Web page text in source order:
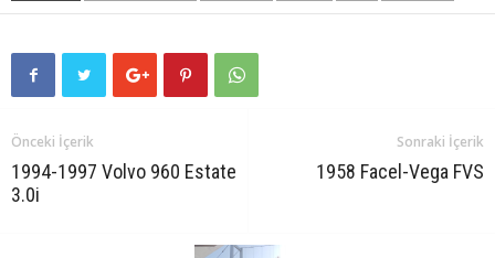
Önceki İçerik
1994-1997 Volvo 960 Estate
3.0i
Sonraki İçerik
1958 Facel-Vega FVS